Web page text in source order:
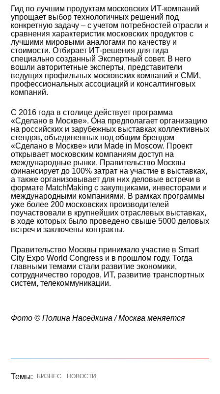
Гид по лучшим продуктам московских ИТ-компаний
упрощает выбор технологичных решений под
конкретную задачу – с учетом потребностей отрасли и
сравнения характеристик московских продуктов с
лучшими мировыми аналогами по качеству и
стоимости. Отбирает ИТ-решения для гида
специально созданный Экспертный совет. В него
вошли авторитетные эксперты, представители
ведущих профильных московских компаний и СМИ,
профессиональных ассоциаций и консалтинговых
компаний.
С 2016 года в столице действует программа
«Сделано в Москве». Она предполагает организацию
на российских и зарубежных выставках коллективных
стендов, объединенных под общим брендом
«Сделано в Москве» или Made in Moscow. Проект
открывает московским компаниям доступ на
международные рынки. Правительство Москвы
финансирует до 100% затрат на участие в выставках,
а также организовывает для них деловые встречи в
формате MatchMaking с закупщиками, инвесторами и
международными компаниями. В рамках программы
уже более 200 московских производителей
поучаствовали в крупнейших отраслевых выставках,
в ходе которых было проведено свыше 5000 деловых
встреч и заключены контракты.
Правительство Москвы принимало участие в Smart
City Expo World Congress и в прошлом году. Тогда
главными темами стали развитие экономики,
сотрудничество городов, ИТ, развитие транспортных
систем, телекоммуникации.
Фото ©️ Полина Наседкина / Москва меняется
Темы: БИЗНЕС НОВОСТИ